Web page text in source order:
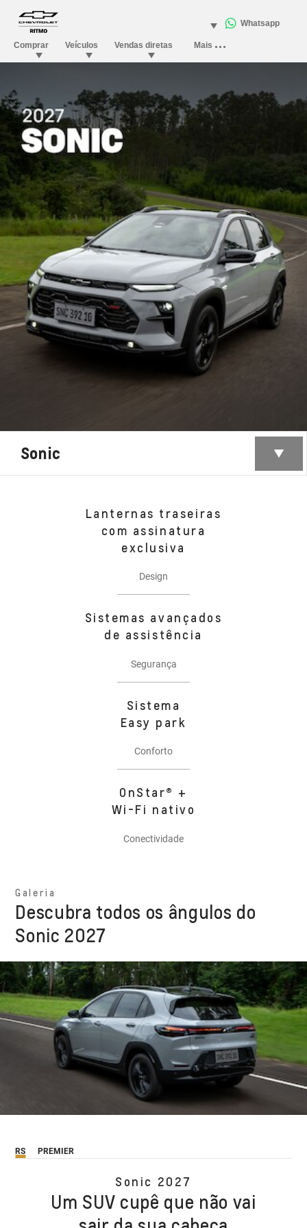
Sonic
Lanternas traseiras
com assinatura
exclusiva
Design
Sistemas avançados
de assistência
Segurança
Sistema
Easy park
Conforto
OnStar® +
Wi-Fi nativo
Conectividade
Galeria
Descubra todos os ângulos do
Sonic 2027
RS PREMIER
Sonic 2027
Um SUV cupê que não vai